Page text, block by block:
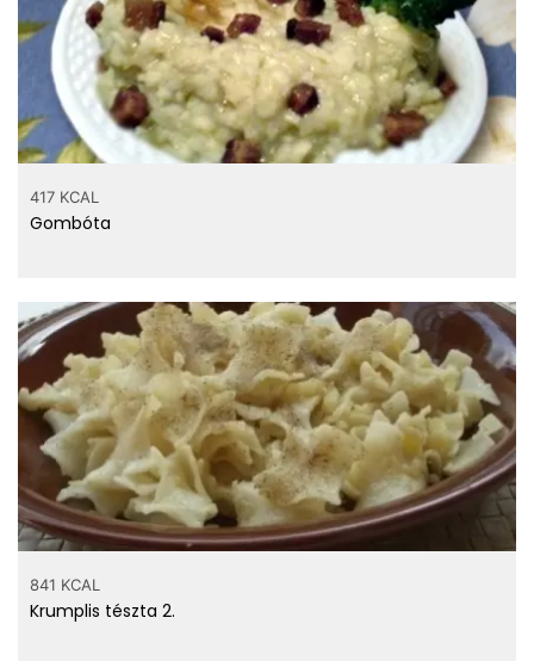
417 KCAL
Gombóta
841 KCAL
Krumplis tészta 2.